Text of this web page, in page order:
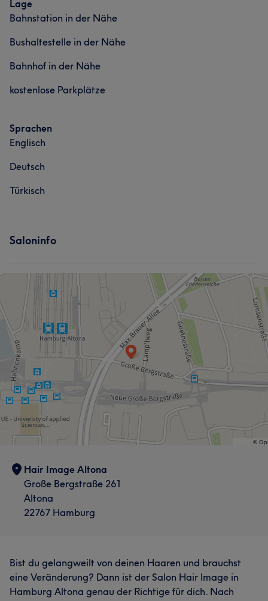
Lage
Bahnstation in der Nähe
Bushaltestelle in der Nähe
Bahnhof in der Nähe
kostenlose Parkplätze
Sprachen
Englisch
Deutsch
Türkisch
Saloninfo
Hair Image Altona
Große Bergstraße 261
Altona
22767 Hamburg
Bist du gelangweilt von deinen Haaren und brauchst
eine Veränderung? Dann ist der Salon Hair Image in
Hamburg Altona genau der Richtige für dich. Nach